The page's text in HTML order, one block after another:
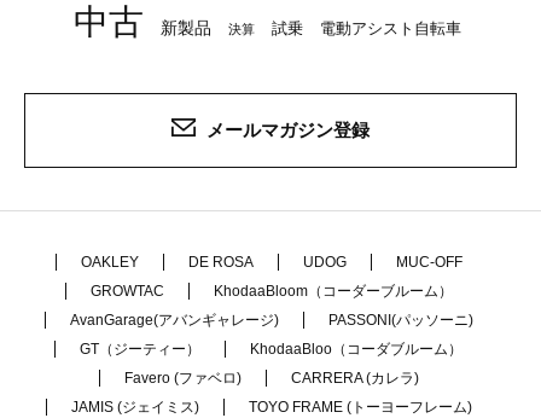
中古
新製品 決算 試乗 電動アシスト自転車
メールマガジン登録
OAKLEY DE ROSA UDOG
MUC-OFF
GROWTAC
KhodaaBloom（コーダーブルーム）
AvanGarage(アバンギャレージ)
PASSONI(パッソーニ)
GT（ジーティー）
KhodaaBloo（コーダブルーム）
Favero (ファベロ)
CARRERA (カレラ)
JAMIS (ジェイミス)
TOYO FRAME (トーヨーフレーム)